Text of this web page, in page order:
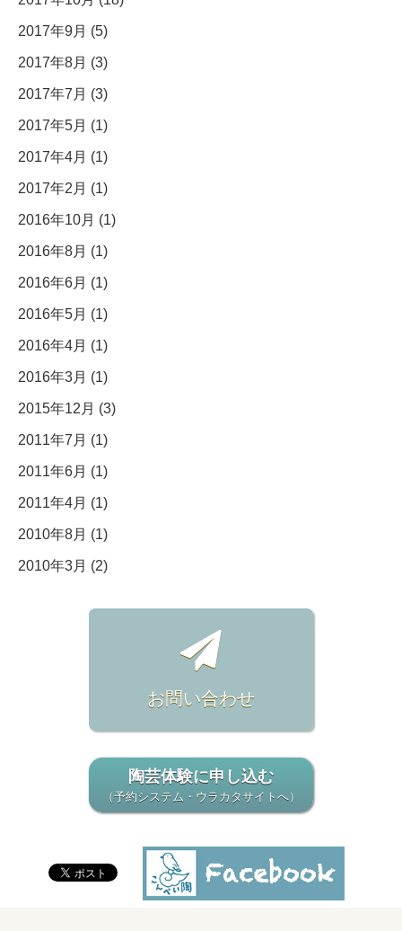
2017年9月 (5)
2017年8月 (3)
2017年7月 (3)
2017年5月 (1)
2017年4月 (1)
2017年2月 (1)
2016年10月 (1)
2016年8月 (1)
2016年6月 (1)
2016年5月 (1)
2016年4月 (1)
2016年3月 (1)
2015年12月 (3)
2011年7月 (1)
2011年6月 (1)
2011年4月 (1)
2010年8月 (1)
2010年3月 (2)
お問い合わせ
陶芸体験に申し込む
（予約システム・ウラカタサイトへ）